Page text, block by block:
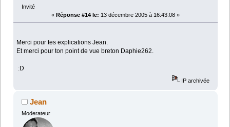
Invité
« Réponse #14 le: 13 décembre 2005 à 16:43:08 »
Merci pour tes explications Jean.
Et merci pour ton point de vue breton Daphie262.
:D
IP archivée
Jean
Moderateur